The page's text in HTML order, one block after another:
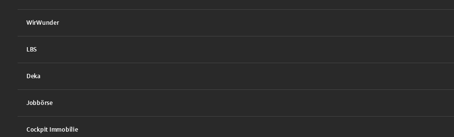
WirWunder
LBS
Deka
Jobbörse
Cockpit Immobilie